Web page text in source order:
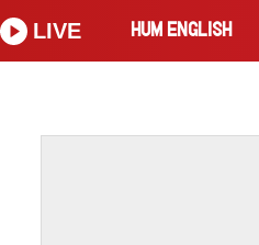
HUM ENGLISH
LIVE